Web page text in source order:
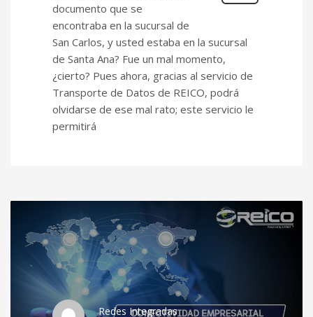
documento que se
encontraba en la sucursal de
San Carlos, y usted estaba en la sucursal
de Santa Ana? Fue un mal momento,
¿cierto? Pues ahora, gracias al servicio de
Transporte de Datos de REICO, podrá
olvidarse de ese mal rato; este servicio le
permitirá
Redes Integradas